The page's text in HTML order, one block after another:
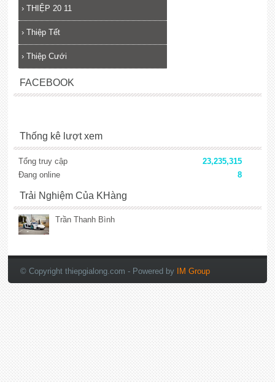
› THIỆP 20 11
› Thiệp Tết
› Thiệp Cưới
FACEBOOK
Thống kê lượt xem
Tổng truy cập
23,235,315
Đang online
8
Trải Nghiệm Của KHàng
Trần Thanh Bình
© Copyright thiepgialong.com - Powered by IM Group